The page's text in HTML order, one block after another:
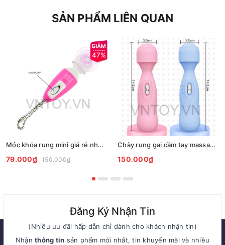
SẢN PHẨM LIÊN QUAN
47%
Móc khóa rung mini giá rẻ nhỏ gọn dễ ngụy trang
79.000₫ 150.000₫
Chày rung gai cầm tay massage âm đạo
150.000₫
Đăng Ký Nhận Tin
(Nhiều ưu đãi hấp dẫn chỉ dành cho khách nhận tin)
Nhậnthông tin sản phẩm mới nhất, tin khuyến mãi và nhiều